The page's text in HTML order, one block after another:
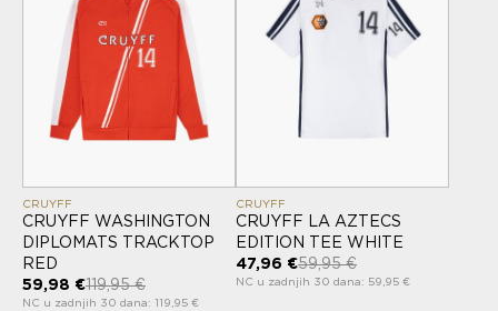
CRUYFF
CRUYFF WASHINGTON
DIPLOMATS TRACKTOP
RED
59,98 €119,95 €
NC u zadnjih 30 dana: 119,95 €
CRUYFF
CRUYFF LA AZTECS
EDITION TEE WHITE
47,96 €59,95 €
NC u zadnjih 30 dana: 59,95 €